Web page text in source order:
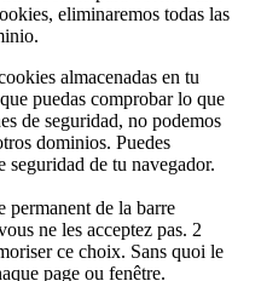
eliminaremos todas las
almacenadas en tu
puedas comprobar lo que
de seguridad, no podemos
dominios. Puedes
de tu navegador.
permanent de la barre
ne les acceptez pas. 2
ce choix. Sans quoi le
page ou fenêtre.